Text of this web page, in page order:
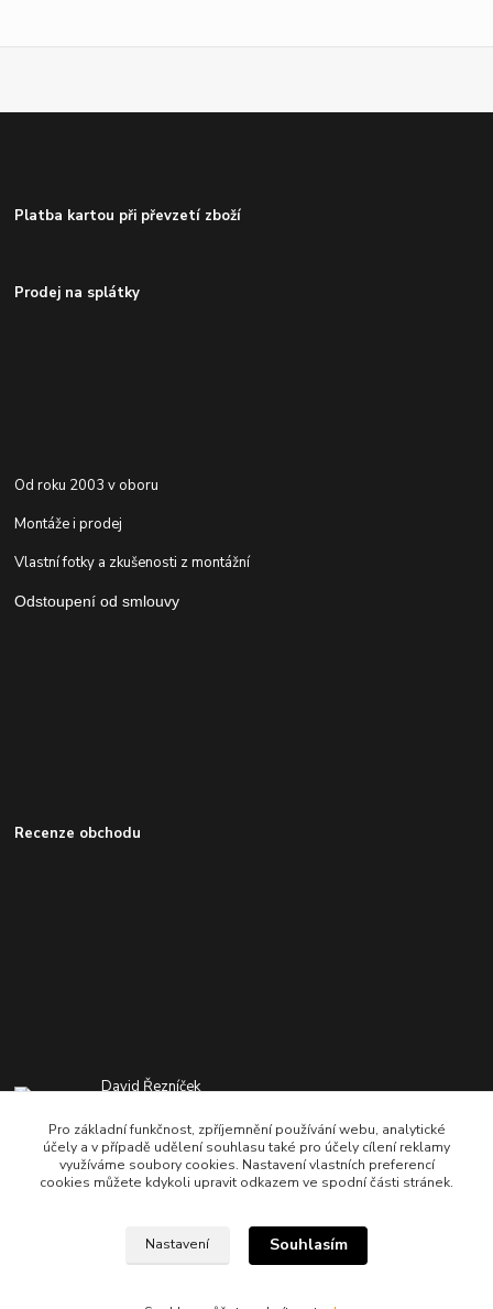
Platba kartou při převzetí zboží
Prodej na splátky
Od roku 2003 v oboru
Montáže i prodej
Vlastní fotky a zkušenosti z montážní
Odstoupení od smlouvy
Recenze obchodu
David Řezníček
8:00-20:00 hod
info@heatshop.cz
Pro základní funkčnost, zpříjemnění používání webu, analytické
účely a v případě udělení souhlasu také pro účely cílení reklamy
využíváme soubory cookies. Nastavení vlastních preferencí
cookies můžete kdykoli upravit odkazem ve spodní části stránek.
Nastavení Souhlasím